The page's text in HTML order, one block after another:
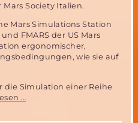
Society Italien.
Mars Simulations Station
FMARS der US Mars
ergonomischer,
wie sie auf
die Simulation einer Reihe
…